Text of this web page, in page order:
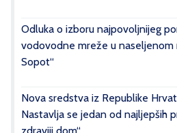
Odluka o izboru najpovoljnijeg
vodovodne mreže u naseljenom
Sopot“
Nova sredstva iz Republike
Nastavlja se jedan od najljepših